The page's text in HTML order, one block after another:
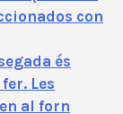
con
és
Les
al forn